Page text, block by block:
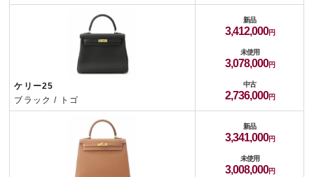
ケリー25
ブラック / トゴ
新品
3,412,000
未使用
3,078,000
中古
2,736,000
新品
3,341,000
未使用
3,008,000